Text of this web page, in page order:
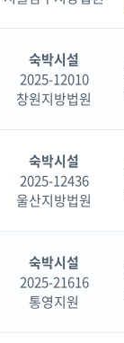
숙박시설
2025-12010
창원지방법원
숙박시설
2025-12436
울산지방법원
숙박시설
2025-21616
통영지원